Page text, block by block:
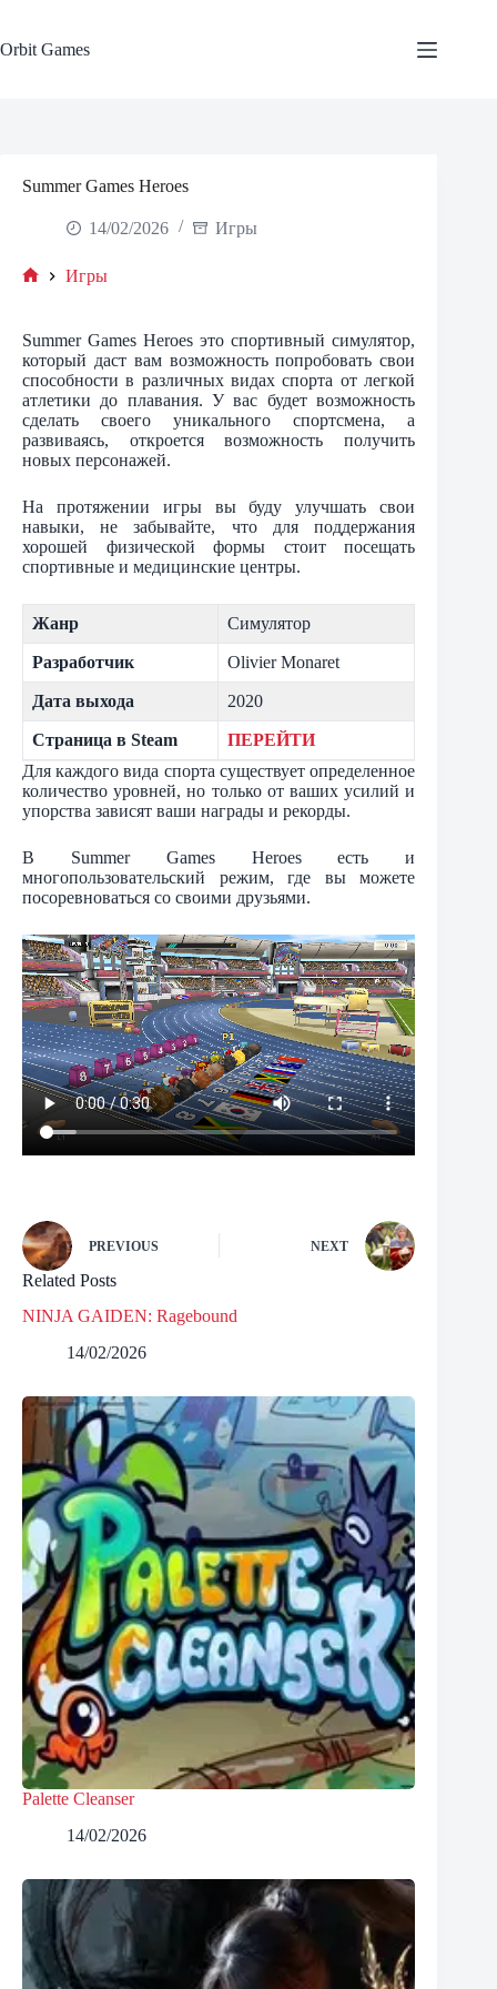
content
Orbit Games
Summer Games Heroes
14/02/2026 Игры
Игры
Summer Games Heroes это спортивный симулятор,
который даст вам возможность попробовать свои
способности в различных видах спорта от легкой
атлетики до плавания. У вас будет возможность
сделать своего уникального спортсмена, а
развиваясь, откроется возможность получить
новых персонажей.
На протяжении игры вы буду улучшать свои
навыки, не забывайте, что для поддержания
хорошей физической формы стоит посещать
спортивные и медицинские центры.
Жанр Симулятор
Разработчик Olivier Monaret
Дата выхода 2020
Страница в Steam
ПЕРЕЙТИ
Для каждого вида спорта существует определенное
количество уровней, но только от ваших усилий и
упорства зависят ваши награды и рекорды.
В Summer Games Heroes есть и
многопользовательский режим, где вы можете
посоревноваться со своими друзьями.
PREVIOUS NEXT
Related Posts
NINJA GAIDEN: Ragebound
14/02/2026
Palette Cleanser
14/02/2026